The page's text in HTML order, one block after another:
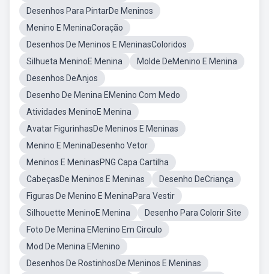
Desenhos Para PintarDe Meninos
Menino E MeninaCoração
Desenhos De Meninos E MeninasColoridos
Silhueta MeninoE Menina
Molde DeMenino E Menina
Desenhos DeAnjos
Desenho De Menina EMenino Com Medo
Atividades MeninoE Menina
Avatar FigurinhasDe Meninos E Meninas
Menino E MeninaDesenho Vetor
Meninos E MeninasPNG Capa Cartilha
CabeçasDe Meninos E Meninas
Desenho DeCriança
Figuras De Menino E MeninaPara Vestir
Silhouette MeninoE Menina
Desenho Para Colorir Site
Foto De Menina EMenino Em Circulo
Mod De Menina EMenino
Desenhos De RostinhosDe Meninos E Meninas